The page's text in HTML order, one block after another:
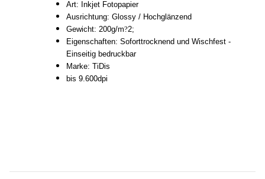
Art: Inkjet Fotopapier
Ausrichtung: Glossy / Hochglänzend
Gewicht: 200g/m?2;
Eigenschaften: Soforttrocknend und Wischfest -
Einseitig bedruckbar
Marke: TiDis
bis 9.600dpi